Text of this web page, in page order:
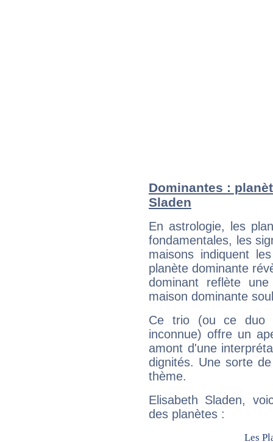
Dominantes :
Sladen
En astrologie, les
fondamentales, les
maisons indiquent
planète dominante
dominant reflète
maison dominante
Ce trio (ou ce duo
inconnue) offre un
amont d'une
dignités. Une sorte
thème.
Elisabeth Sladen,
des planètes :